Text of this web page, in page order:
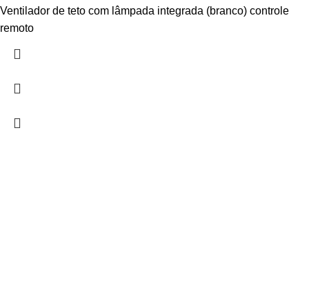
Ventilador de teto com lâmpada integrada (branco) controle
remoto